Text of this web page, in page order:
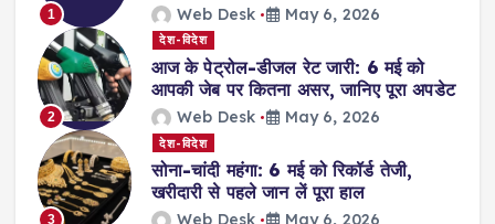
1 Web Desk May 6, 2026
2
देश-विदेश
आज के पेट्रोल-डीजल रेट जारी: 6 मई को
आपकी जेब पर कितना असर, जानिए पूरा अपडेट
Web Desk May 6, 2026
3
देश-विदेश
सोना-चांदी महंगा: 6 मई को रिकॉर्ड तेजी,
खरीदारी से पहले जान लें पूरा हाल
Web Desk May 6, 2026